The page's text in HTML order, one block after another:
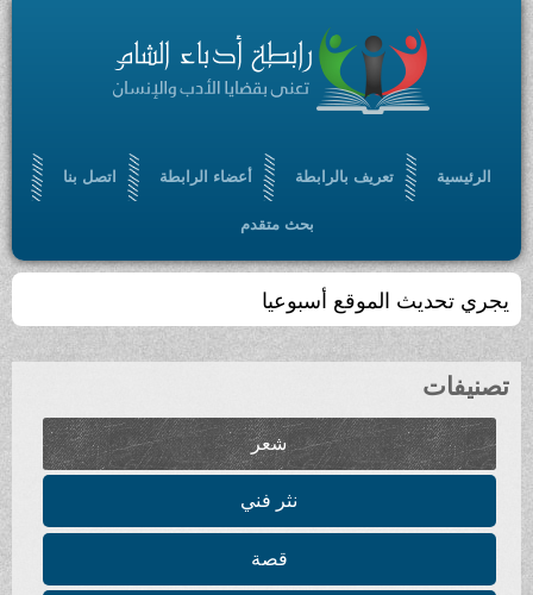
الرئيسية تعريف بالرابطة أعضاء الرابطة اتصل بنا
بحث متقدم
يجري تحديث الموقع أسبوعيا
تصنيفات
شعر
نثر فني
قصة